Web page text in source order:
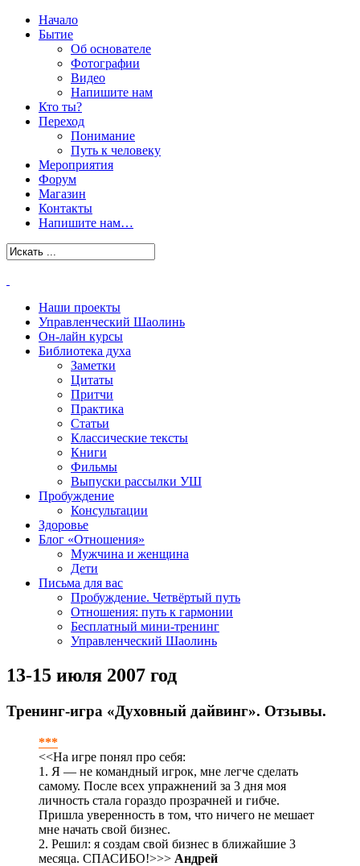
Начало
Бытие
Об основателе
Фотографии
Видео
Напишите нам
Кто ты?
Переход
Понимание
Путь к человеку
Мероприятия
Форум
Магазин
Контакты
Напишите нам…
Наши проекты
Управленческий Шаолинь
Он-лайн курсы
Библиотека духа
Заметки
Цитаты
Притчи
Практика
Статьи
Классические тексты
Книги
Фильмы
Выпуски рассылки УШ
Пробуждение
Консультации
Здоровье
Блог «Отношения»
Мужчина и женщина
Дети
Письма для вас
Пробуждение. Четвёртый путь
Отношения: путь к гармонии
Бесплатный мини-тренинг
Управленческий Шаолинь
13-15 июля 2007 год
Тренинг-игра «Духовный дайвинг». Отзывы.
***
<<На игре понял про себя:
1. Я — не командный игрок, мне легче сделать
самому. После всех упражнений за 3 дня моя
личность стала гораздо прозрачней и гибче.
Пришла уверенность в том, что ничего не мешает
мне начать свой бизнес.
2. Решил: я создам свой бизнес в ближайшие 3
месяца. СПАСИБО!>>> Андрей